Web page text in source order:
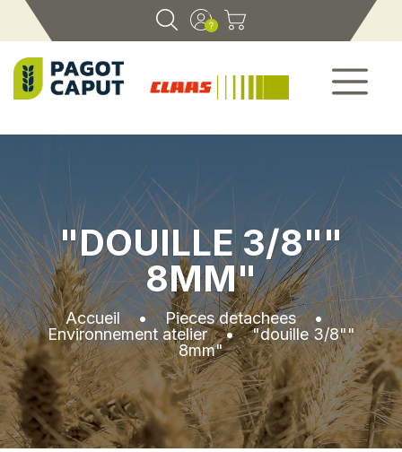
"DOUILLE 3/8""
8MM"
Accueil•Pieces detachees•
Environnement atelier•"douille 3/8""
8mm"